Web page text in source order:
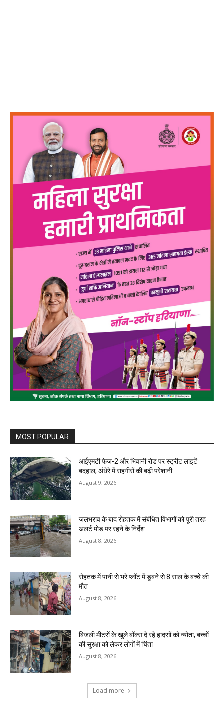
MOST POPULAR
आईएमटी फेज-2 और भिवानी रोड पर स्ट्रीट लाइटें
बदहाल, अंधेरे में राहगीरों की बढ़ी परेशानी
August 9, 2026
जलभराव के बाद रोहतक में संबंधित विभागों को पूरी तरह
अलर्ट मोड पर रहने के निर्देश
August 8, 2026
रोहतक में पानी से भरे प्लॉट में डूबने से 8 साल के बच्चे की
मौत
August 8, 2026
बिजली मीटरों के खुले बॉक्स दे रहे हादसों को न्योता, बच्चों
की सुरक्षा को लेकर लोगों में चिंता
August 8, 2026
Load more